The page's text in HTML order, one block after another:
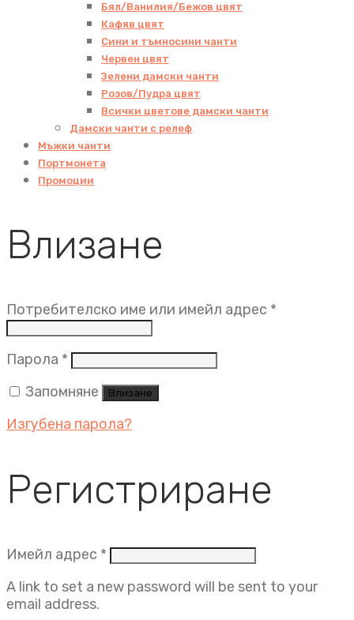
Бял/Ванилия/Бежов цвят
Кафяв цвят
Сини и тъмносини чанти
Червен цвят
Зелени дамски чанти
Розов/Пудра цвят
Всички цветове дамски чанти
Дамски чанти с релеф
Мъжки чанти
Портмонета
Промоции
Влизане
Потребителско име или имейл адрес *
Парола * Задължително
Запомняне
Влизане
Изгубена парола?
Регистриране
Имейл адрес * Задължително
A link to set a new password will be sent to your
email address.